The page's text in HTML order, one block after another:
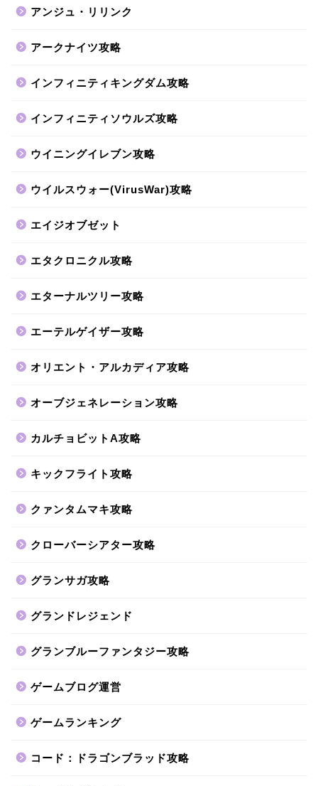
アンジュ・リリンク
アークナイツ攻略
インフィニティキングダム攻略
インフィニティソウルズ攻略
ウイニングイレブン攻略
ウイルスウォー(VirusWar)攻略
エイジオブゼット
エタクロニクル攻略
エターナルツリー攻略
エーテルゲイザー攻略
オリエント・アルカディア攻略
オーブジェネレーション攻略
カルチョビットA攻略
キックフライト攻略
クァンタムマキ攻略
クローバーシアター攻略
グランサガ攻略
グランドレジェンド
グランブルーファンタジー攻略
ゲームブログ運営
ゲームランキング
コード：ドラゴンブラッド攻略